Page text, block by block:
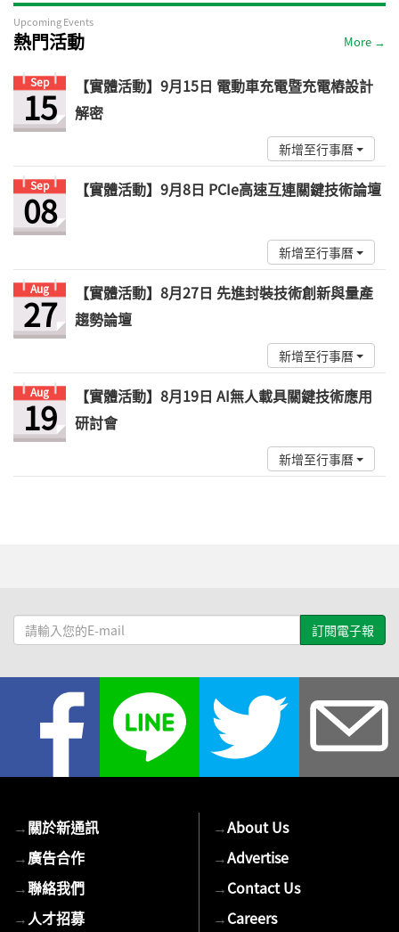
Upcoming Events
熱門活動 More →
Sep
15
【實體活動】9月15日 電動車充電暨充電樁設計
解密
新增至行事曆
Sep
08 【實體活動】9月8日 PCIe高速互連關鍵技術論壇
新增至行事曆
Aug
27
【實體活動】8月27日 先進封裝技術創新與量產
趨勢論壇
新增至行事曆
Aug
19
【實體活動】8月19日 AI無人載具關鍵技術應用
研討會
新增至行事曆
請
輸
→關於新通訊
→廣告合作
→聯絡我們
→人才招募
→About Us
→Advertise
→Contact Us
→Careers